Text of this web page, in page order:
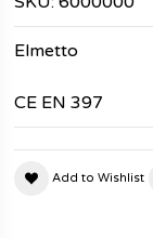
Elmetto
CE EN 397
Add to Wishlist